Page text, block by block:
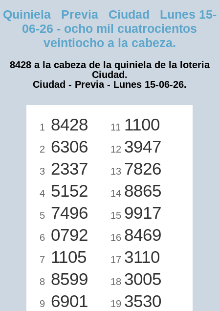
Quiniela Previa Ciudad Lunes 15-
06-26 - ocho mil cuatrocientos
veintiocho a la cabeza.
8428 a la cabeza de la quiniela de la loteria
Ciudad.
Ciudad - Previa - Lunes 15-06-26.
1 8428
2 6306
3 2337
4 5152
5 7496
6 0792
7 1105
8 8599
9 6901
11 1100
12 3947
13 7826
14 8865
15 9917
16 8469
17 3110
18 3005
19 3530